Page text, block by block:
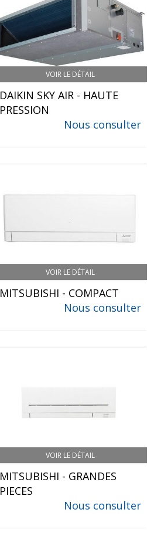
VOIR LE DÉTAIL
DAIKIN SKY AIR - HAUTE
PRESSION
Nous consulter
VOIR LE DÉTAIL
MITSUBISHI - COMPACT
Nous consulter
VOIR LE DÉTAIL
MITSUBISHI - GRANDES
PIECES
Nous consulter